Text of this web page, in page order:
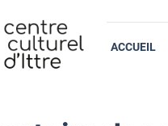
ACCUEIL